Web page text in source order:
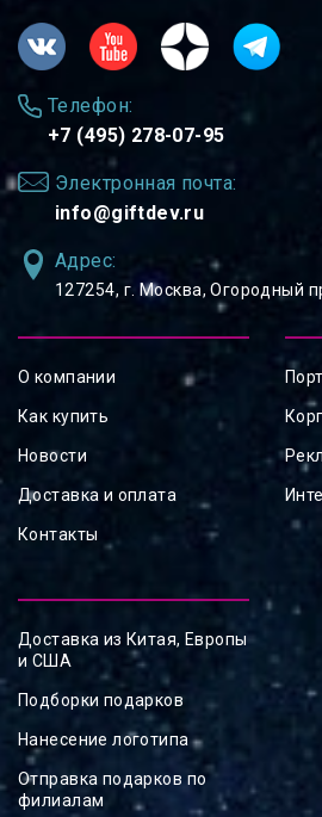
Телефон:
+7 (495) 278-07-95
Электронная почта:
info@giftdev.ru
Адрес:
127254, ⁠г. Москва, Огородный
О компании
Как купить
Новости
Доставка и оплата
Контакты
Доставка из Китая, Европы
и США
Подборки подарков
Нанесение логотипа
Отправка подарков по
филиалам